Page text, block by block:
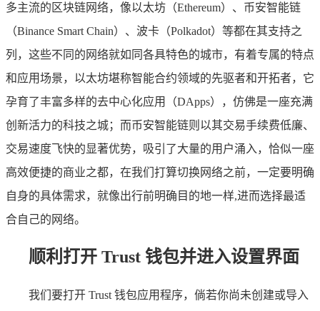
多主流的区块链网络，像以太坊（Ethereum）、币安智能链
（Binance Smart Chain）、波卡（Polkadot）等都在其支持之
列，这些不同的网络就如同各具特色的城市，有着专属的特点
和应用场景，以太坊堪称智能合约领域的先驱者和开拓者，它
孕育了丰富多样的去中心化应用（DApps），仿佛是一座充满
创新活力的科技之城；而币安智能链则以其交易手续费低廉、
交易速度飞快的显著优势，吸引了大量的用户涌入，恰似一座
高效便捷的商业之都，在我们打算切换网络之前，一定要明确
自身的具体需求，就像出行前明确目的地一样,进而选择最适
合自己的网络。
顺利打开 Trust 钱包并进入设置界面
我们要打开 Trust 钱包应用程序，倘若你尚未创建或导入